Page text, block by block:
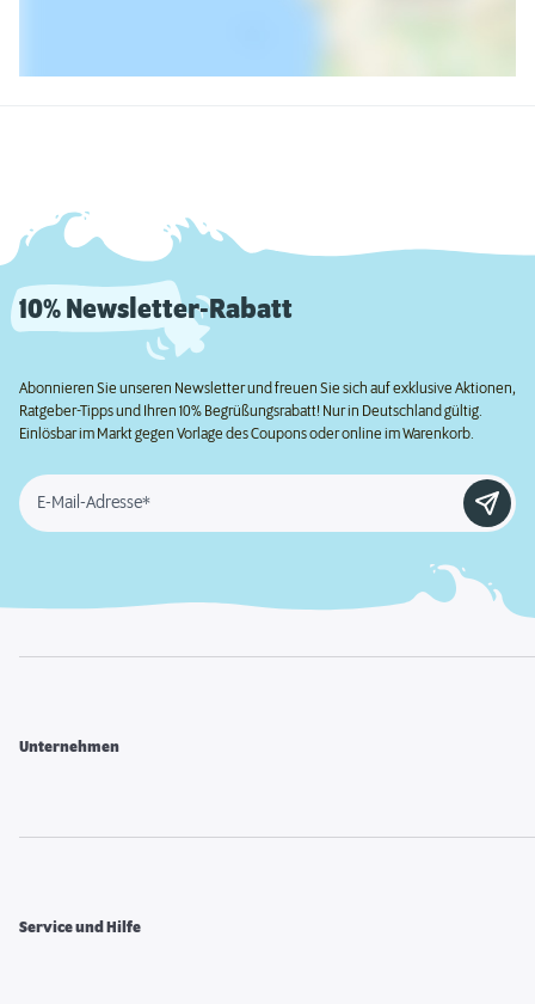
10% Newsletter-Rabatt
Abonnieren Sie unseren Newsletter und freuen Sie sich auf exklusive Aktionen,
Ratgeber-Tipps und Ihren 10% Begrüßungsrabatt! Nur in Deutschland gültig.
Einlösbar im Markt gegen Vorlage des Coupons oder online im Warenkorb.
E-Mail-Adresse*
Unternehmen
Service und Hilfe